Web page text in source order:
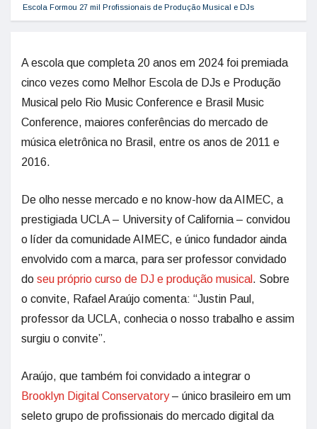
Escola Formou 27 mil Profissionais de Produção Musical e DJs
A escola que completa 20 anos em 2024 foi premiada
cinco vezes como Melhor Escola de DJs e Produção
Musical pelo Rio Music Conference e Brasil Music
Conference, maiores conferências do mercado de
música eletrônica no Brasil, entre os anos de 2011 e
2016.
De olho nesse mercado e no know-how da AIMEC, a
prestigiada UCLA – University of California – convidou
o líder da comunidade AIMEC, e único fundador ainda
envolvido com a marca, para ser professor convidado
do seu próprio curso de DJ e produção musical . Sobre
o convite, Rafael Araújo comenta: “Justin Paul,
professor da UCLA, conhecia o nosso trabalho e assim
surgiu o convite”.
Araújo, que também foi convidado a integrar o
Brooklyn Digital Conservatory– único brasileiro em um
seleto grupo de profissionais do mercado digital da